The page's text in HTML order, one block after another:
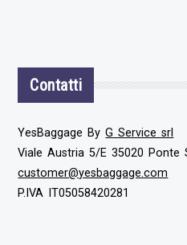
Contatti
YesBaggage ByG Service srl
Viale Austria 5/E 35020 Ponte
customer@yesbaggage.com
P.IVA IT05058420281